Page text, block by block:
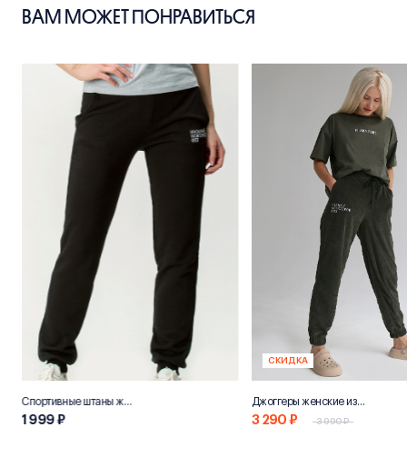
ВАМ МОЖЕТ ПОНРАВИТЬСЯ
Спортивные штаны женские «НН800»
1 999 ₽
СКИДКА
Джоггеры женские из переработанного хлопка "Эко 800"
3 290 ₽ 3 990 ₽